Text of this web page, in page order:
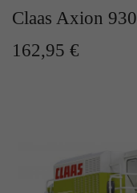
Claas Axion 930
162,95 €